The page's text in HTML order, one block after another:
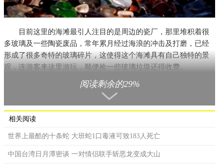
目前这里的海滩最引人注目的是周边的瓷厂，那里堆积着很
多玻璃及一些陶瓷废品，常年累月经过海浪的冲击及打磨，已经
形成了很多奇特的玻璃碎片，这使得这个海滩具有自己独特的景
观，连游客来这里游玩，顺便捡一些玻璃垃圾还得收费。
来这里游玩的人已经非常喜欢在海滩上捡一些垃圾带回去，
因为海滩上的玻璃垃圾外形看起来非常的透亮，很适合雕刻成精
致的小工艺品或用于收藏。换个角度思考，人类在地球上开采资
源，而后加工制造成陶瓷或玻璃，在经过海浪的不断拍打及冲刷
阅读剩余的29%
相关阅读
世界上最酷的十条蛇 大班蛇1口毒液可致183人死亡
中国台湾日月潭密谈 一对情侣联手斩恶龙变成大山